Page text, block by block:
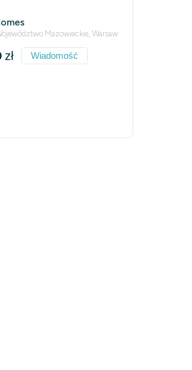
Mazowieckie, Warsaw
zł Wiadomość